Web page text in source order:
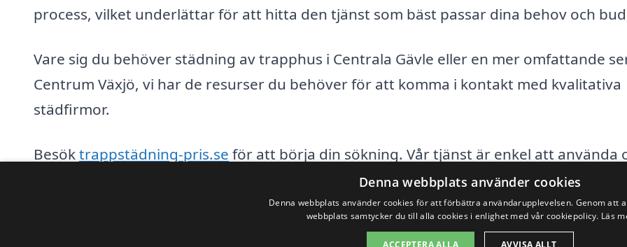
process, vilket underlättar för att hitta den tjänst som bäst passar dina behov och
Vare sig du behöver städning av trapphus i Centrala Gävle eller en mer omfattande
Centrum Växjö, vi har de resurser du behöver för att komma i kontakt med kvalitativa
städfirmor.
Besöktrappstädning-pris.se för att börja din sökning. Vår tjänst är enkel att använda
designad för att ge dig snabb tillgång till de bästa erbjudandena. Upptäck skillnaden
professionell och effektiv trappstädning redan idag!
Denna webbplats använder cookies
Denna webbplats använder cookies för att förbättra användarupplevelsen. Genom att
webbplats samtycker du till alla cookies i enlighet med vår cookiepolicy. Läs
ACCEPTERA ALLA AVVISA ALLT